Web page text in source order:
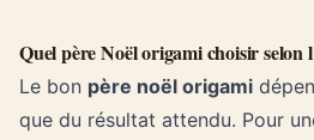
Quel père Noël origami choisir selon
Le bon père noël origami
que du résultat attendu. Pour